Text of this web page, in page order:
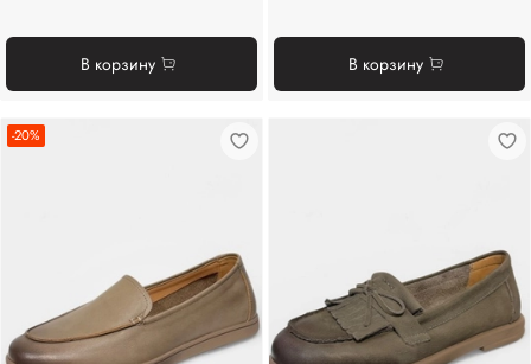
В корзину В корзину
-20%